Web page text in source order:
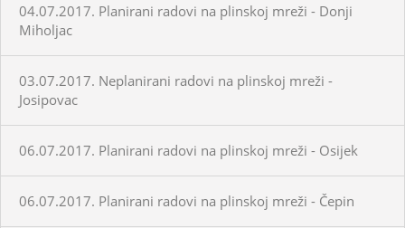
04.07.2017. Planirani radovi na plinskoj mreži - Donji
Miholjac
03.07.2017. Neplanirani radovi na plinskoj mreži -
Josipovac
06.07.2017. Planirani radovi na plinskoj mreži - Osijek
06.07.2017. Planirani radovi na plinskoj mreži - Čepin